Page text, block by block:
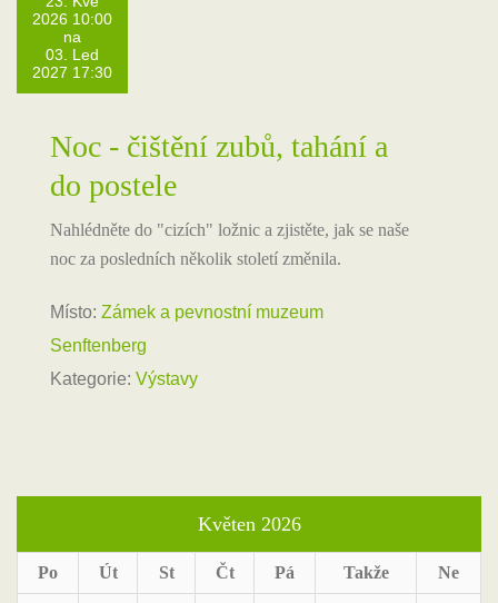
2026 10:00
na
03. Led
2027 17:30
Noc - čištění zubů, tahání a
do postele
Nahlédněte do "cizích" ložnic a zjistěte, jak se naše
noc za posledních několik století změnila.
Místo: Zámek a pevnostní muzeum
Senftenberg
Kategorie: Výstavy
Květen 2026
Po Út St Čt Pá Takže Ne